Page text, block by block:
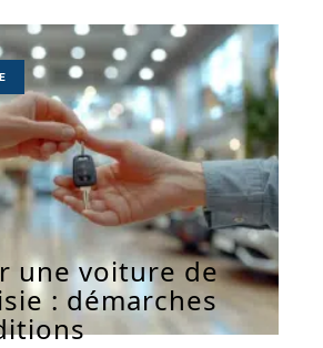
une voiture de
: démarches